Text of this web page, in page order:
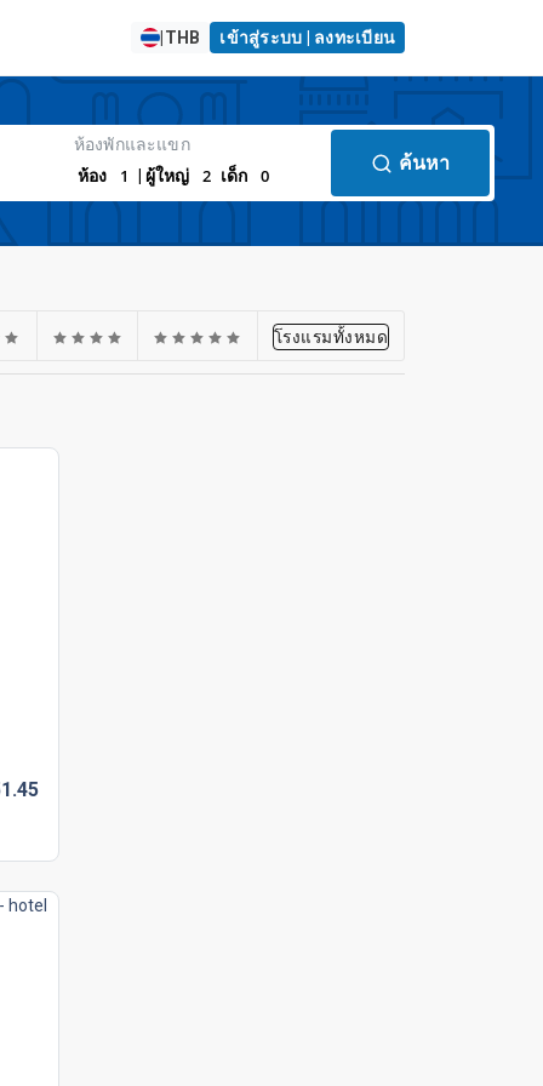
THB เข้าสู่ระบบ | ลงทะเบียน
ห้องพักและแขก
ห้อง
1 | ผู้ใหญ่ 2 เด็ก 0
ค้นหา
โรงแรมทั้งหมด
45